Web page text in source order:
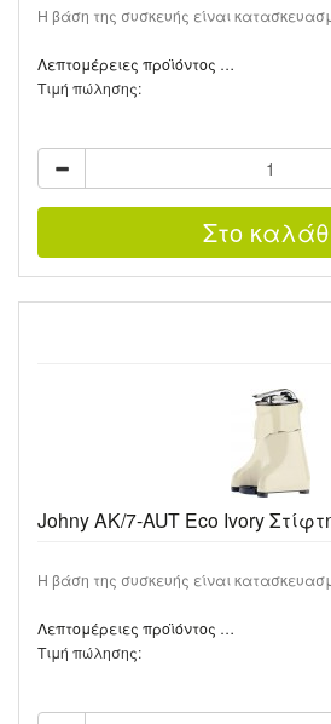
Η βάση της συσκευής είναι
Λεπτομέρειες προϊόντος …
Τιμή πώλησης:
Johny AK/7-AUT Eco Ivory
Η βάση της συσκευής είναι
Λεπτομέρειες προϊόντος …
Τιμή πώλησης: